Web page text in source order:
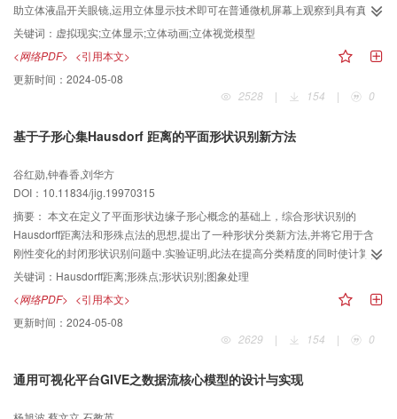
助立体液晶开关眼镜,运用立体显示技术即可在普通微机屏幕上观察到具有真三
维立体效果的静态画面与立体动画,具有极佳的立体视觉效果.
关键词： 虚拟现实;立体显示;立体动画;立体视觉模型
<网络PDF> <引用本文>
更新时间： 2024-05-08
2528
| 154 | 0
基于子形心集Hausdorf 距离的平面形状识别新方法
谷红勋,钟春香,刘华方
DOI：10.11834/jig.19970315
摘要： 本文在定义了平面形状边缘子形心概念的基础上，综合形状识别的
Hausdorff距离法和形殊点法的思想,提出了一种形状分类新方法,并将它用于含
刚性变化的封闭形状识别问题中.实验证明,此法在提高分类精度的同时使计算代
价大大下降"较过去的形状识别方法来说更加快速有效.
关键词： Hausdorff距离;形殊点;形状识别;图象处理
<网络PDF> <引用本文>
更新时间： 2024-05-08
2629
| 154 | 0
通用可视化平台GIVE之数据流核心模型的设计与实现